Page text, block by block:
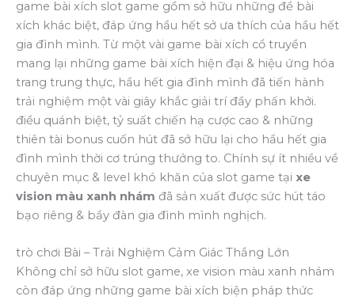
game bài xích slot game gồm sở hữu những đề bài
xích khác biệt, đáp ứng hầu hết sở ưa thích của hầu hết
gia đình mình. Từ một vài game bài xích cổ truyền
mang lại những game bài xích hiện đại & hiệu ứng hóa
trang trung thực, hầu hết gia đình mình đã tiến hành
trải nghiệm một vài giây khắc giải trí đầy phấn khởi.
điều quánh biệt, tỷ suất chiến hạ cược cao & những
thiên tài bonus cuốn hút đã sở hữu lại cho hầu hết gia
đình mình thời cơ trúng thưởng to. Chính sự ít nhiều về
chuyên mục & level khó khăn của slot game tại xe
vision màu xanh nhám đã sản xuất được sức hút táo
bạo riêng & bầy đàn gia đình mình nghịch.
trò chơi Bài – Trải Nghiệm Cảm Giác Thắng Lớn
Không chỉ sở hữu slot game, xe vision màu xanh nhám
còn đáp ứng những game bài xích biện pháp thức